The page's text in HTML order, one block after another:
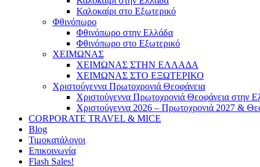
Καλοκαίρι στο Εξωτερικό
Φθινόπωρο
Φθινόπωρο στην Ελλάδα
Φθινόπωρο στο Εξωτερικό
ΧΕΙΜΩΝΑΣ
ΧΕΙΜΩΝΑΣ ΣΤΗΝ ΕΛΛΑΔΑ
ΧΕΙΜΩΝΑΣ ΣΤΟ ΕΞΩΤΕΡΙΚΟ
Χριστούγεννα Πρωτοχρονιά Θεοφάνεια
Χριστούγεννα Πρωτοχρονιά Θεοφάνεια στην
Χριστούγεννα 2026 – Πρωτοχρονιά 2027 &
CORPORATE TRAVEL & MICE
Blog
Τιμοκατάλογοι
Επικοινωνία
Flash Sales!